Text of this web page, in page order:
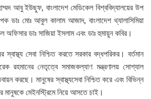
আবু ইউছুফ, বাংলাদেশ মেডিকেল বিশ্ববিদ্যালয়ের উপ
ডাঃ মোঃ আবুল কালাম আজাদ, বাংলাদেশ থ্যালাসিমিয়া
অফিসার ডাঃ সাজিয়া ইসলাম এবং ডাঃ হুমায়ুন কবির।
স্বাস্থ্য সেবা নিশ্চিত করতে সরকার বদ্ধপরিকর। বর্তমান
রহমানের নেতৃত্বে সমাজকল্যাণ মন্ত্রণালয় সোশ্যাল
করছে। মানুষের স্বাস্থ্যসেবা নিশ্চিত করে এবং বিভিন্ন
মানুষকে মেইনস্ট্রিমে নিয়ে আসতে চাই।